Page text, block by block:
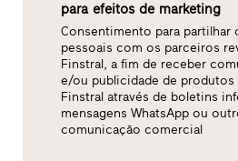
para efeitos de marketing
Consentimento para partilhar
pessoais com os parceiros
Finstral, a fim de receber
e/ou publicidade de
Finstral através de boletins
mensagens WhatsApp ou
comunicação comercial